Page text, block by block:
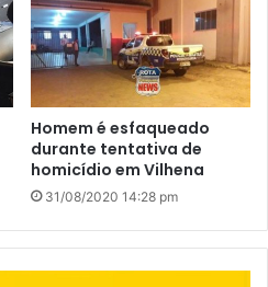
Homem é esfaqueado
durante tentativa de
homicídio em Vilhena
31/08/2020 14:28 pm